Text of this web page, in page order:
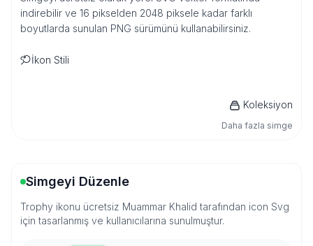
indirebilir ve 16 pikselden 2048 piksele kadar farklı
boyutlarda sunulan PNG sürümünü kullanabilirsiniz.
İkon Stili
Koleksiyon
Daha fazla simge
Simgeyi Düzenle
Trophy ikonu ücretsiz Muammar Khalid tarafından icon Svg
için tasarlanmış ve kullanıcılarına sunulmuştur.